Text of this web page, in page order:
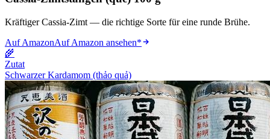
Kräftiger Cassia-Zimt — die richtige Sorte für eine runde Brühe.
Auf AmazonAuf Amazon ansehen*
🌾
Zutat
Schwarzer Kardamom (thảo quả)